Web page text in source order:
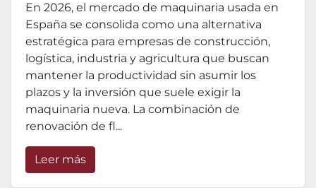
En 2026, el mercado de maquinaria usada en
España se consolida como una alternativa
estratégica para empresas de construcción,
logística, industria y agricultura que buscan
mantener la productividad sin asumir los
plazos y la inversión que suele exigir la
maquinaria nueva. La combinación de
renovación de fl...
Leer más